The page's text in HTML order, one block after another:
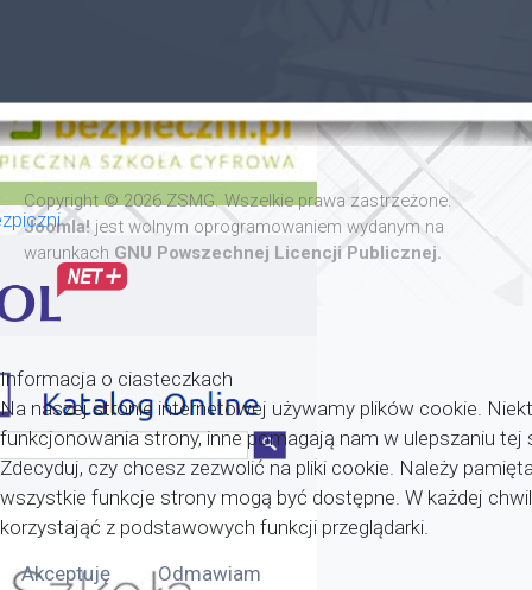
Copyright © 2026 ZSMG. Wszelkie prawa zastrzeżone.
Joomla! jest wolnym oprogramowaniem wydanym na
warunkach GNU Powszechnej Licencji Publicznej.
Informacja o ciasteczkach
Na naszej stronie internetowej używamy plików cookie.
funkcjonowania strony, inne pomagają nam w ulepszaniu
Zdecyduj, czy chcesz zezwolić na pliki cookie. Należy
wszystkie funkcje strony mogą być dostępne. W każdej
korzystająć z podstawowych funkcji przeglądarki.
Akceptuję
Odmawiam